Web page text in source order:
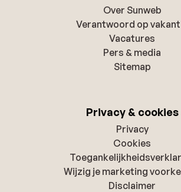
Over Sunweb
Verantwoord op
Vacatures
Pers & media
Sitemap
Privacy & cookies
Privacy
Cookies
Wijzig je marketing
Disclaimer